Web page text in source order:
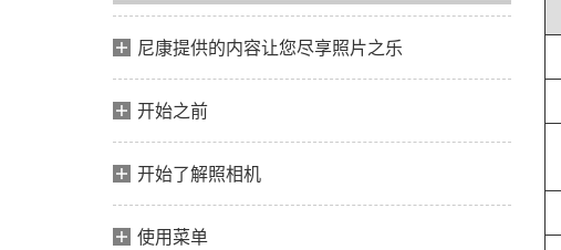
尼康提供的内容让您尽享照片之乐
开始之前
开始了解照相机
使用菜单